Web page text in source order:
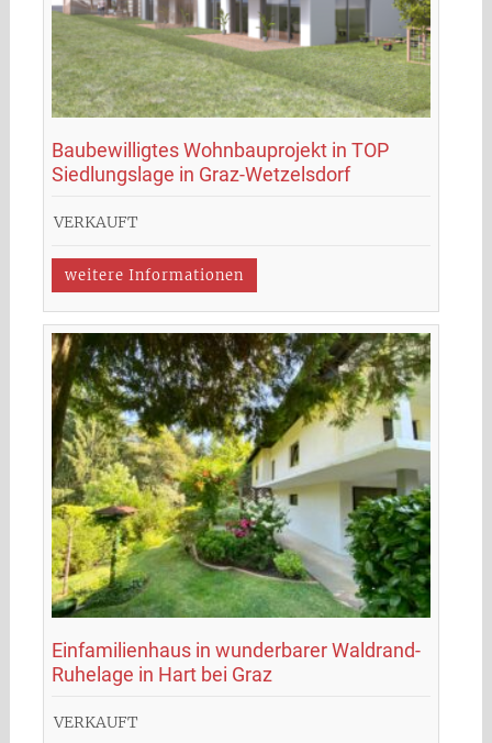
Baubewilligtes Wohnbauprojekt in TOP
Siedlungslage in Graz-Wetzelsdorf
VERKAUFT
weitere Informationen
Einfamilienhaus in wunderbarer Waldrand-
Ruhelage in Hart bei Graz
VERKAUFT